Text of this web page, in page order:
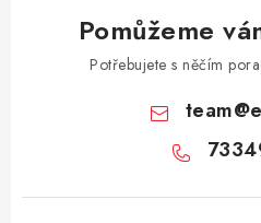
Pomůžeme
Potřebujete s něčím
team@